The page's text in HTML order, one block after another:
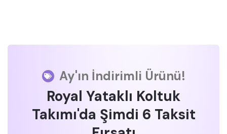
Ay'ın İndirimli Ürünü!
Royal Yataklı Koltuk
Takımı'da Şimdi 6 Taksit